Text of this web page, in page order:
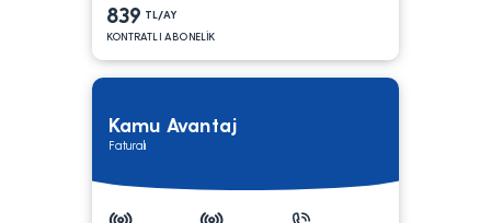
839 TL/AY
KONTRATLI ABONELİK
Kamu Avantaj
Faturalı